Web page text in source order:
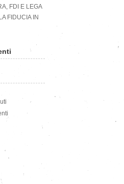
FDI E LEGA
FIDUCIA IN